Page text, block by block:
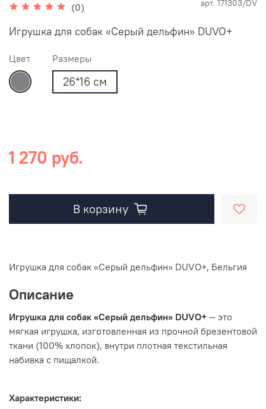
(0) арт. 171303/DV
Игрушка для собак «Серый дельфин» DUVO+
Цвет Размеры
26*16 cм
1 270 руб.
В корзину
Игрушка для собак «Серый дельфин» DUVO+, Бельгия
Описание
Игрушка для собак «Серый дельфин» DUVO+ — это
мягкая игрушка, изготовленная из прочной брезентовой
ткани (100% хлопок), внутри плотная текстильная
набивка с пищалкой.
Характеристики: